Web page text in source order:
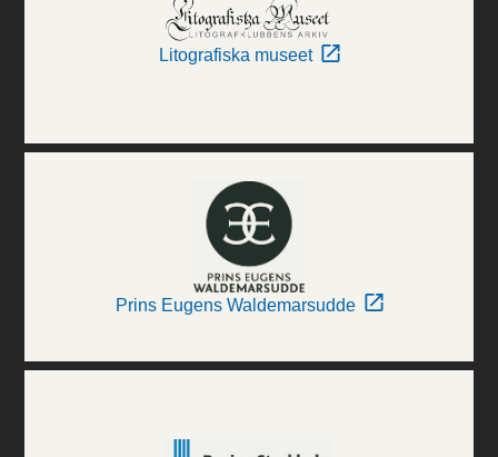
Litografiska museet
Prins Eugens Waldemarsudde